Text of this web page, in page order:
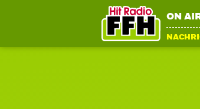
ON